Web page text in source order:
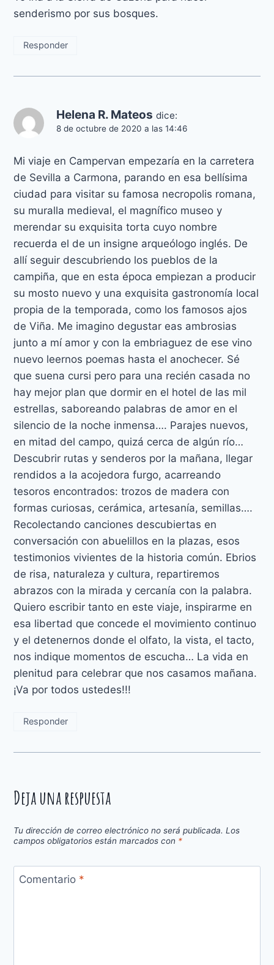
senderismo por sus bosques.
Responder
Helena R. Mateos dice:
8 de octubre de 2020 a las 14:46
Mi viaje en Campervan empezaría en la carretera
de Sevilla a Carmona, parando en esa bellísima
ciudad para visitar su famosa necropolis romana,
su muralla medieval, el magnífico museo y
merendar su exquisita torta cuyo nombre
recuerda el de un insigne arqueólogo inglés. De
allí seguir descubriendo los pueblos de la
campiña, que en esta época empiezan a producir
su mosto nuevo y una exquisita gastronomía local
propia de la temporada, como los famosos ajos
de Viña. Me imagino degustar eas ambrosias
junto a mí amor y con la embriaguez de ese vino
nuevo leernos poemas hasta el anochecer. Sé
que suena cursi pero para una recién casada no
hay mejor plan que dormir en el hotel de las mil
estrellas, saboreando palabras de amor en el
silencio de la noche inmensa…. Parajes nuevos,
en mitad del campo, quizá cerca de algún río…
Descubrir rutas y senderos por la mañana, llegar
rendidos a la acojedora furgo, acarreando
tesoros encontrados: trozos de madera con
formas curiosas, cerámica, artesanía, semillas….
Recolectando canciones descubiertas en
conversación con abuelillos en la plazas, esos
testimonios vivientes de la historia común. Ebrios
de risa, naturaleza y cultura, repartiremos
abrazos con la mirada y cercanía con la palabra.
Quiero escribir tanto en este viaje, inspirarme en
esa libertad que concede el movimiento continuo
y el detenernos donde el olfato, la vista, el tacto,
nos indique momentos de escucha… La vida en
plenitud para celebrar que nos casamos mañana.
¡Va por todos ustedes!!!
Responder
Deja una respuesta
Tu dirección de correo electrónico no será publicada. Los
campos obligatorios están marcados con *
Comentario *